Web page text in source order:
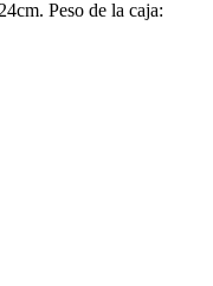
Peso de la caja: